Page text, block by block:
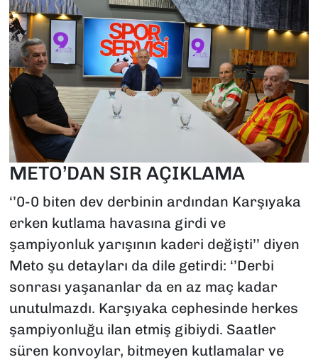
METO’DAN SIR AÇIKLAMA
‘’0-0 biten dev derbinin ardından Karşıyaka
erken kutlama havasına girdi ve
şampiyonluk yarışının kaderi değişti’’ diyen
Meto şu detayları da dile getirdi: ‘’Derbi
sonrası yaşananlar da en az maç kadar
unutulmazdı. Karşıyaka cephesinde herkes
şampiyonluğu ilan etmiş gibiydi. Saatler
süren konvoylar, bitmeyen kutlamalar ve